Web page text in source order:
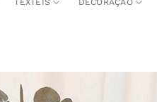
TÊXTEIS DECORAÇÃO